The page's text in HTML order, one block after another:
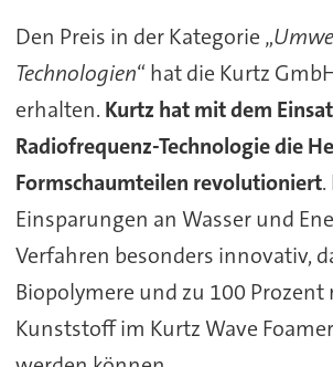
Den Preis in der Kategorie „
Technologien“ hat die Kurtz
erhalten. Kurtz hat mit dem
Radiofrequenz-Technologie die
Formschaumteilen revolutioniert.
Einsparungen an Wasser und
Verfahren besonders innovativ,
Biopolymere und zu 100 Prozent
Kunststoff im Kurtz Wave